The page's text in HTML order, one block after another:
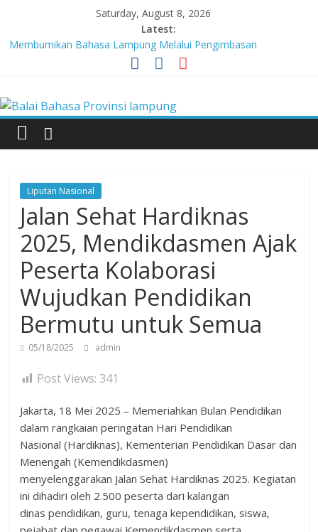
content
Saturday, August 8, 2026
Latest:
Membumikan Bahasa Lampung Melalui Pengimbasan
Revitalisasi Bahasa Daerah
Lebih dari 5,5 Juta Buku Bacaan Bermutu Dikirim untuk Perkuat
Literasi Anak Indonesia
Tingkatkan Kolaborasi Melalui Festival Literasi Lampung
Babak Final Festival Musikalisasi Puisi Kembali Digelar
Balai
Bahasa
Provinsi
lampung
Badan
Pengembangan
dan
Pembinaan
Bahasa
Liputan Nasional
Jalan Sehat Hardiknas
2025, Mendikdasmen Ajak
Peserta Kolaborasi
Wujudkan Pendidikan
Bermutu untuk Semua
05/18/2025 admin
Post Views: 341
Jakarta, 18 Mei 2025 – Memeriahkan Bulan Pendidikan
dalam rangkaian peringatan Hari Pendidikan
Nasional (Hardiknas), Kementerian Pendidikan Dasar dan
Menengah (Kemendikdasmen)
menyelenggarakan Jalan Sehat Hardiknas 2025. Kegiatan
ini dihadiri oleh 2.500 peserta dari kalangan
dinas pendidikan, guru, tenaga kependidikan, siswa,